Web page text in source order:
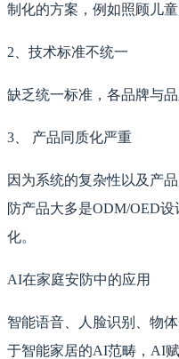
制化的方案，例如照顾儿
2、技术标准不统一
缺乏统一标准，各品牌与
3、 产品同质化严重
因为系统的复杂性以及产
防产品大多是ODM/OED
化。
AI在家庭安防中的应用
智能语音、人脸识别、物
于智能家居的AI范畴，AI